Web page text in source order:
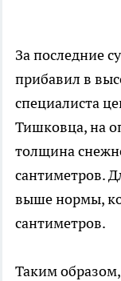
За последние
прибавил в
специалиста
Тишковца, на
толщина
сантиметров.
выше нормы,
сантиметров.
Таким